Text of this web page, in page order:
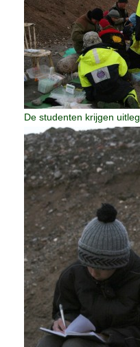
De studenten krijgen uitleg